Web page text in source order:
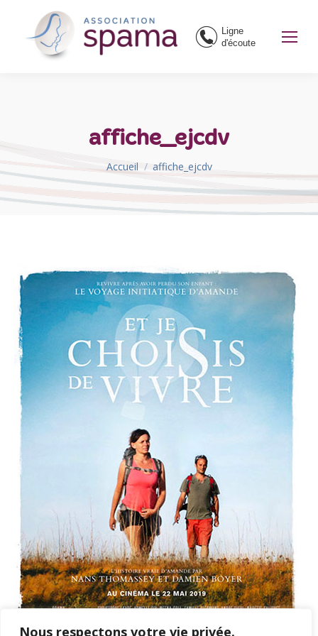
Nous respectons votre vie privée.
Ligne
d'écoute
affiche_ejcdv
Vous êtes ici :
Accueil affiche_ejcdv